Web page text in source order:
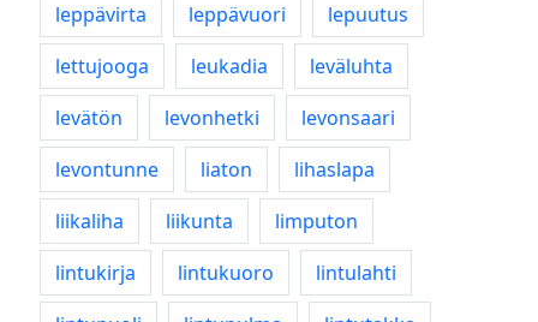
leppävirta
leppävuori
lepuutus
lettujooga
leukadia
leväluhta
levätön
levonhetki
levonsaari
levontunne
liaton
lihaslapa
liikaliha
liikunta
limputon
lintukirja
lintukuoro
lintulahti